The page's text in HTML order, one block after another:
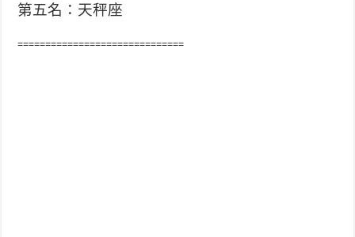
第五名：天秤座
==============================